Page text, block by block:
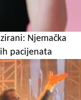
Njemačka
pacijenata